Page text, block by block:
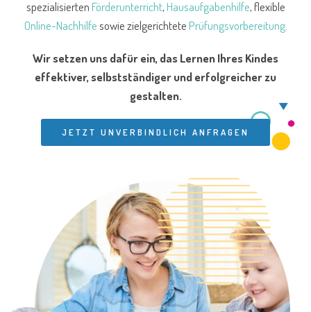
spezialisiertenFörderunterricht,Hausaufgabenhilfe, flexible
Online-Nachhilfesowie zielgerichtetePrüfungsvorbereitung.
Wir setzen uns dafür ein, das Lernen Ihres Kindes
effektiver, selbstständiger und erfolgreicher zu
gestalten.
JETZT UNVERBINDLICH ANFRAGEN